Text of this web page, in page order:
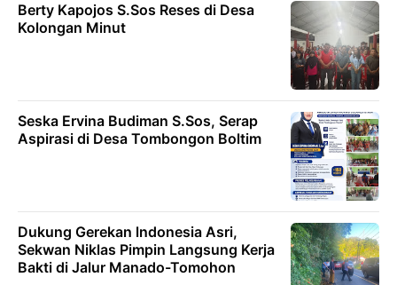
Berty Kapojos S.Sos Reses di Desa
Kolongan Minut
Seska Ervina Budiman S.Sos, Serap
Aspirasi di Desa Tombongon Boltim
Dukung Gerekan lndonesia Asri,
Sekwan Niklas Pimpin Langsung Kerja
Bakti di Jalur Manado-Tomohon